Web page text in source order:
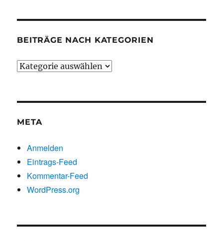
BEITRÄGE NACH KATEGORIEN
Beiträge
META
Anmelden
Eintrags-Feed
Kommentar-Feed
WordPress.org